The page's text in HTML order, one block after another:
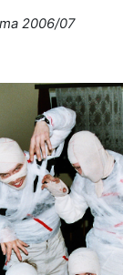
2006/07